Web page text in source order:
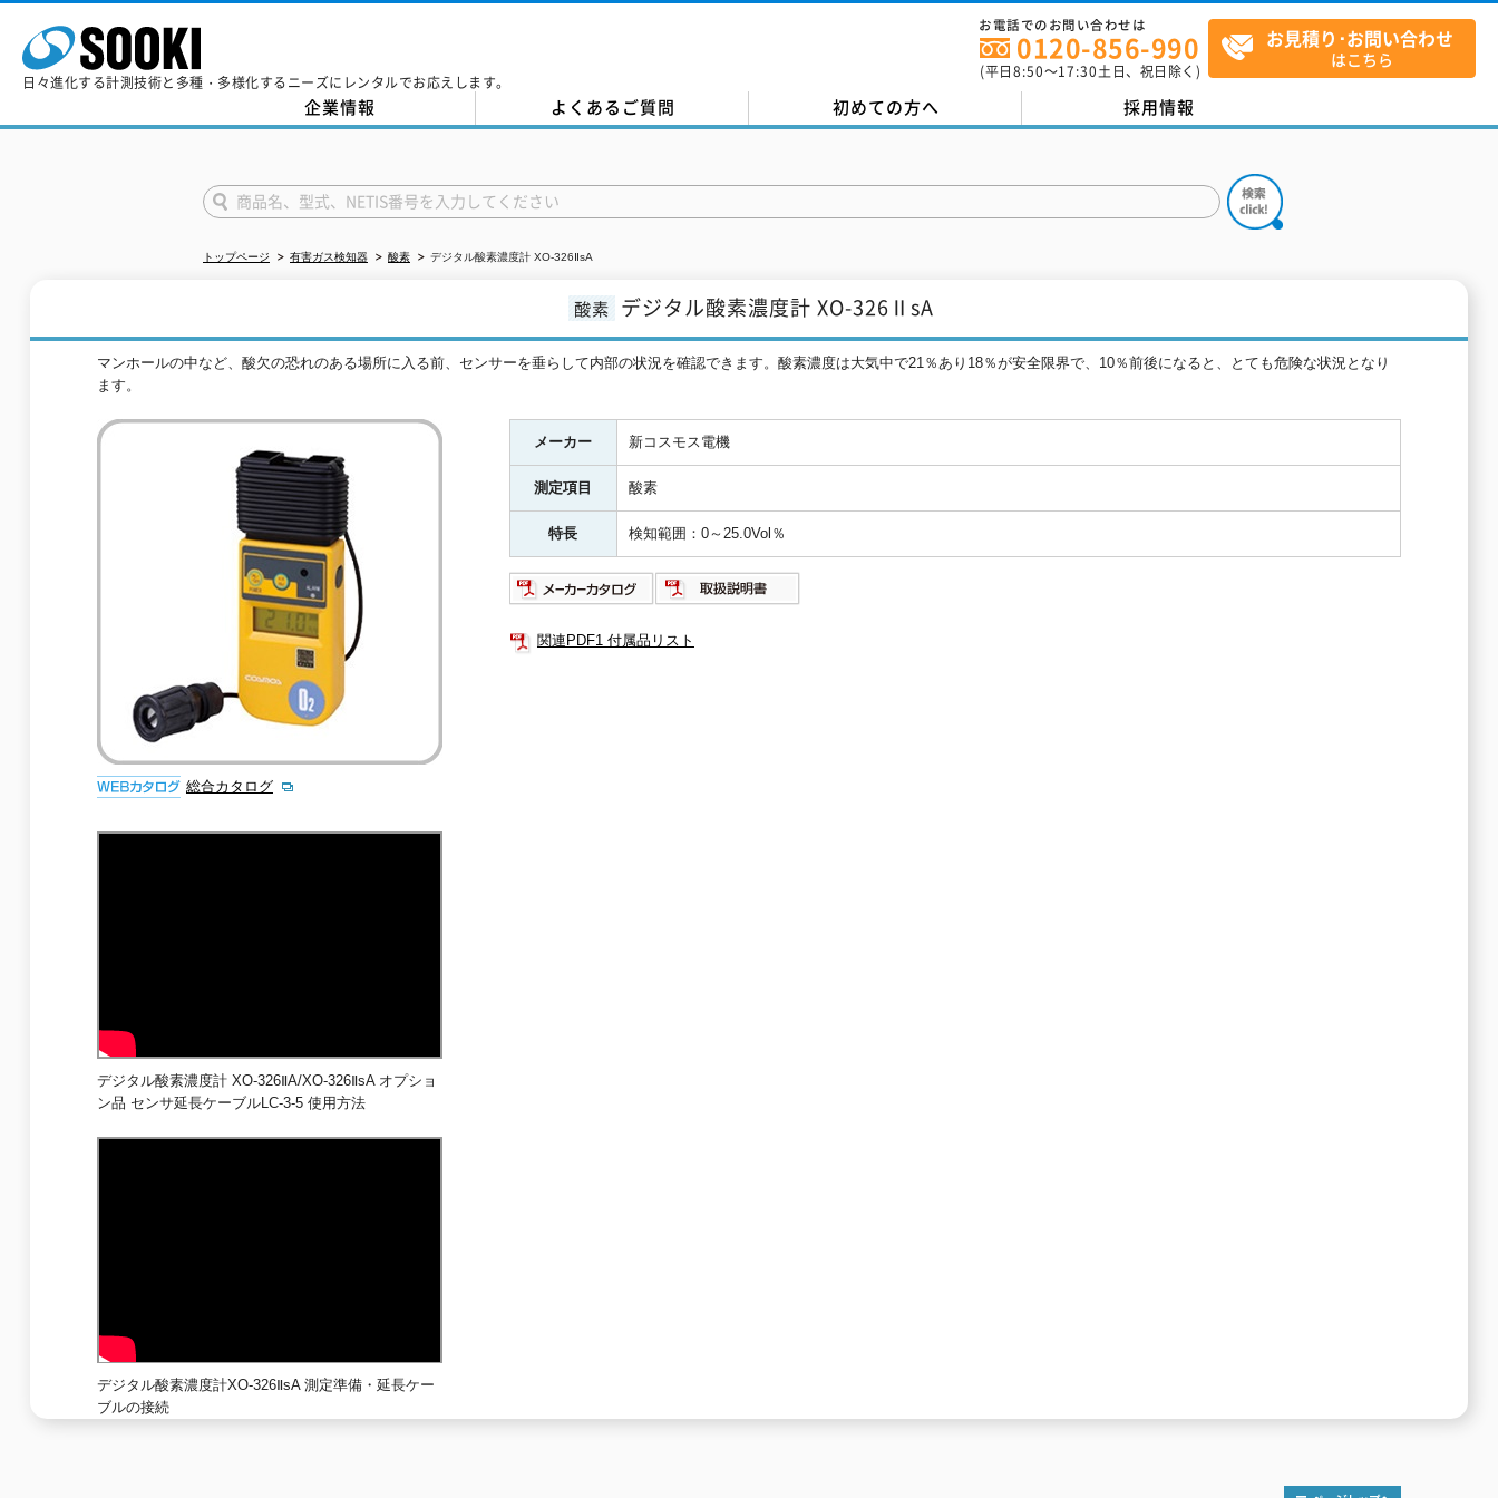
日々進化する計測技術と多種・多様化するニーズにレンタルでお応えします。
お電話でのお問い合わせは
0120-856-990
(平日8:50～17:30土日、祝日除く)
お見積り･お問い合わせ
はこちら
企業情報 よくあるご質問 初めての方へ 採用情報
トップページ 有害ガス検知器 酸素 デジタル酸素濃度計 XO-326ⅡsA
酸素 デジタル酸素濃度計 XO-326ⅡsA
マンホールの中など、酸欠の恐れのある場所に入る前、センサーを垂らして内部の状況を確認できます。酸素濃度は大気中で21％あり18％が安全限界で、10％前後になると、とても危険な状況となり
ます。
総合カタログ
メーカー 新コスモス電機
測定項目 酸素
特長 検知範囲：0～25.0Vol％
関連PDF1 付属品リスト
デジタル酸素濃度計 XO-326ⅡA/XO-326ⅡsA オプショ
ン品 センサ延長ケーブルLC-3-5 使用方法
デジタル酸素濃度計XO-326ⅡsA 測定準備・延長ケー
ブルの接続